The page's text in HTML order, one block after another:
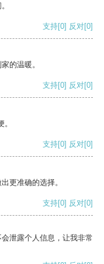
支持[0] 反对[0]
的温暖。
支持[0] 反对[0]
支持[0] 反对[0]
更准确的选择。
支持[0] 反对[0]
泄露个人信息，让我非常